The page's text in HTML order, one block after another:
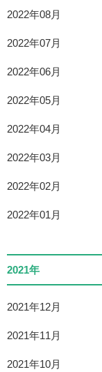
2022年08月
2022年07月
2022年06月
2022年05月
2022年04月
2022年03月
2022年02月
2022年01月
2021年
2021年12月
2021年11月
2021年10月